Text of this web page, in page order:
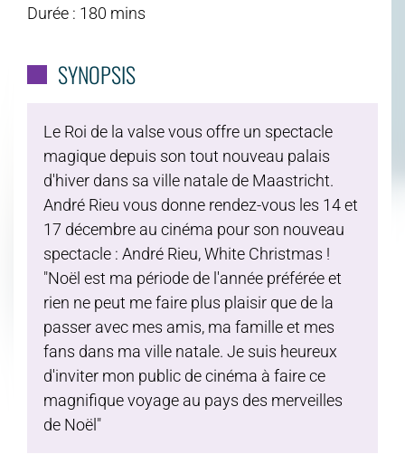
Durée : 180 mins
SYNOPSIS
Le Roi de la valse vous offre un spectacle
magique depuis son tout nouveau palais
d'hiver dans sa ville natale de Maastricht.
André Rieu vous donne rendez-vous les 14 et
17 décembre au cinéma pour son nouveau
spectacle : André Rieu, White Christmas !
"Noël est ma période de l'année préférée et
rien ne peut me faire plus plaisir que de la
passer avec mes amis, ma famille et mes
fans dans ma ville natale. Je suis heureux
d'inviter mon public de cinéma à faire ce
magnifique voyage au pays des merveilles
de Noël"